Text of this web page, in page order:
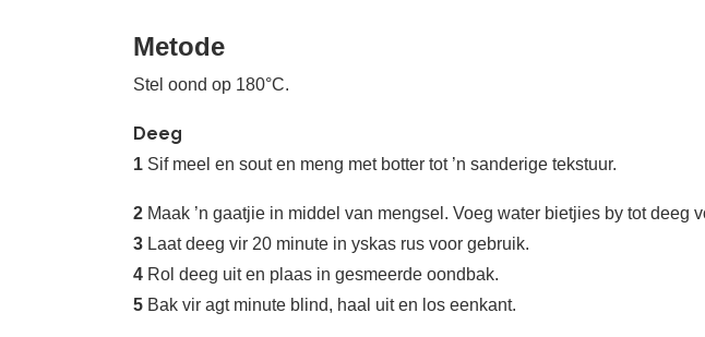
Metode
Stel oond op 180°C.
Deeg
1 Sif meel en sout en meng met botter tot ’n sanderige tekstuur.
2 Maak ’n gaatjie in middel van mengsel. Voeg water bietjies by tot deeg
3 Laat deeg vir 20 minute in yskas rus voor gebruik.
4 Rol deeg uit en plaas in gesmeerde oondbak.
5 Bak vir agt minute blind, haal uit en los eenkant.